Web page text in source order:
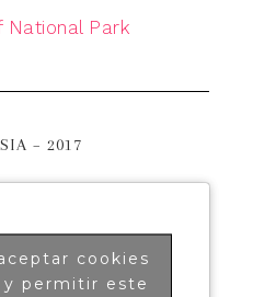
National Park
– 2017
cookies
permitir este